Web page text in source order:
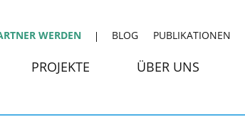
WERDEN BLOG PUBLIKATIONEN
PROJEKTE ÜBER UNS